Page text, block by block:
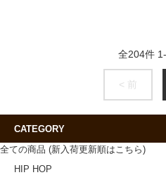
全204件 1-
< 前
CATEGORY
全ての商品 (新入荷更新順はこちら)
HIP HOP